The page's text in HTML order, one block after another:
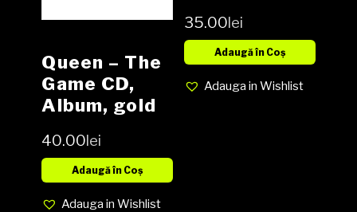
Queen – The
Game CD,
Album, gold
40.00lei
Adaugă în Coș
Adauga in Wishlist
Tooth CD,
Compilation,
35.00lei
Adaugă în Coș
Adauga in Wishlist